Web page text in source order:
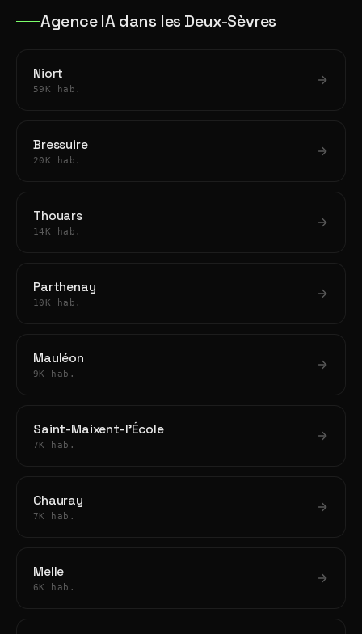
Agence IA dans les Deux-Sèvres
Niort
59K hab.
Bressuire
20K hab.
Thouars
14K hab.
Parthenay
10K hab.
Mauléon
9K hab.
Saint-Maixent-l'École
7K hab.
Chauray
7K hab.
Melle
6K hab.